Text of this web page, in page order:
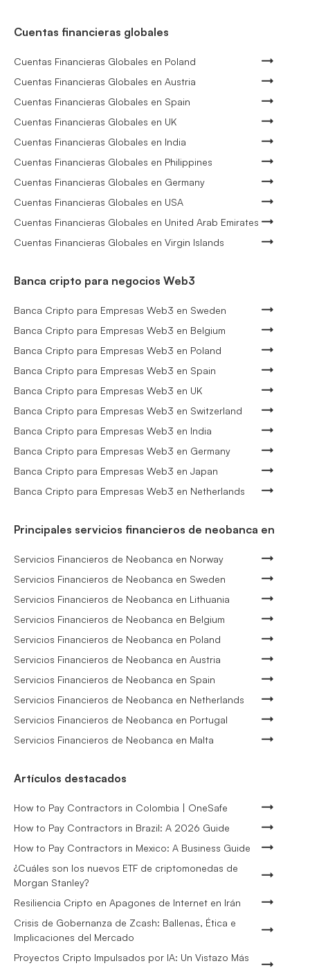
Cuentas financieras globales
Cuentas Financieras Globales en Poland
Cuentas Financieras Globales en Austria
Cuentas Financieras Globales en Spain
Cuentas Financieras Globales en UK
Cuentas Financieras Globales en India
Cuentas Financieras Globales en Philippines
Cuentas Financieras Globales en Germany
Cuentas Financieras Globales en USA
Cuentas Financieras Globales en United Arab Emirates
Cuentas Financieras Globales en Virgin Islands
Banca cripto para negocios Web3
Banca Cripto para Empresas Web3 en Sweden
Banca Cripto para Empresas Web3 en Belgium
Banca Cripto para Empresas Web3 en Poland
Banca Cripto para Empresas Web3 en Spain
Banca Cripto para Empresas Web3 en UK
Banca Cripto para Empresas Web3 en Switzerland
Banca Cripto para Empresas Web3 en India
Banca Cripto para Empresas Web3 en Germany
Banca Cripto para Empresas Web3 en Japan
Banca Cripto para Empresas Web3 en Netherlands
Principales servicios financieros de neobanca en
Servicios Financieros de Neobanca en Norway
Servicios Financieros de Neobanca en Sweden
Servicios Financieros de Neobanca en Lithuania
Servicios Financieros de Neobanca en Belgium
Servicios Financieros de Neobanca en Poland
Servicios Financieros de Neobanca en Austria
Servicios Financieros de Neobanca en Spain
Servicios Financieros de Neobanca en Netherlands
Servicios Financieros de Neobanca en Portugal
Servicios Financieros de Neobanca en Malta
Artículos destacados
How to Pay Contractors in Colombia | OneSafe
How to Pay Contractors in Brazil: A 2026 Guide
How to Pay Contractors in Mexico: A Business Guide
¿Cuáles son los nuevos ETF de criptomonedas de
Morgan Stanley?
Resiliencia Cripto en Apagones de Internet en Irán
Crisis de Gobernanza de Zcash: Ballenas, Ética e
Implicaciones del Mercado
Proyectos Cripto Impulsados por IA: Un Vistazo Más